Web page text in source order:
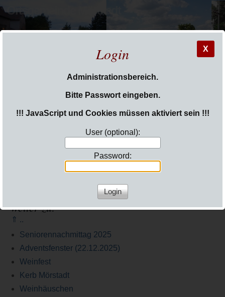
Ortsgemeinde Mörstadt
Login
X
Login
Administrationsbereich.
Bitte Passwort eingeben.
!!! JavaScript und Cookies müssen aktiviert sein !!!
User (optional):
Password:
weiter zu:
⇑ ..
Seniorennachmittag 2025
Adventsfenster (22.12.2025)
Weinfest
Kerb Mörstadt
Weinhäuschen